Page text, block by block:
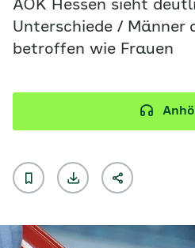
AOK Hessen sieht
Unterschiede / Männer
betroffen wie Frauen